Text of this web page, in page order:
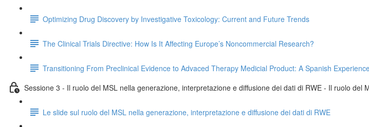
Optimizing Drug Discovery by Investigative Toxicology: Current and Future Trends
The Clinical Trials Directive: How Is It Affecting Europe’s Noncommercial Research?
Transitioning From Preclinical Evidence to Advaced Therapy Medicial Product: A Spanish
Sessione 3 - Il ruolo del MSL nella generazione, interpretazione e diffusione dei dati di RWE - Il ruolo del
Le slide sul ruolo del MSL nella generazione, interpretazione e diffusione dei dati di RWE